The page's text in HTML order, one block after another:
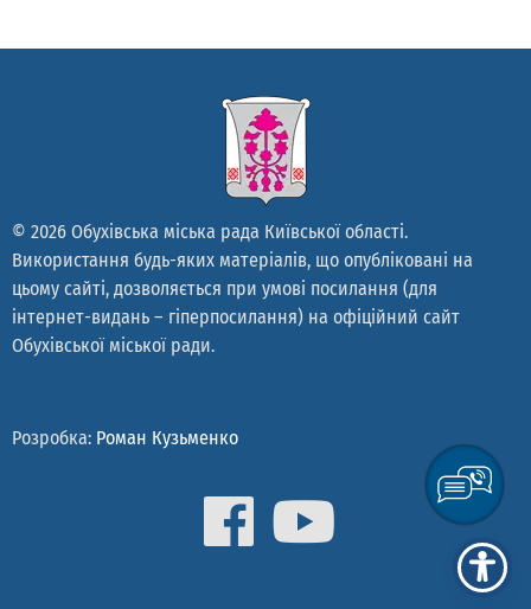
© 2026 Обухівська міська рада Київської області.
Використання будь-яких матеріалів, що опубліковані на
цьому сайті, дозволяється при умові посилання (для
інтернет-видань – гіперпосилання) на офіційний сайт
Обухівської міської ради.
Розробка: Роман Кузьменко